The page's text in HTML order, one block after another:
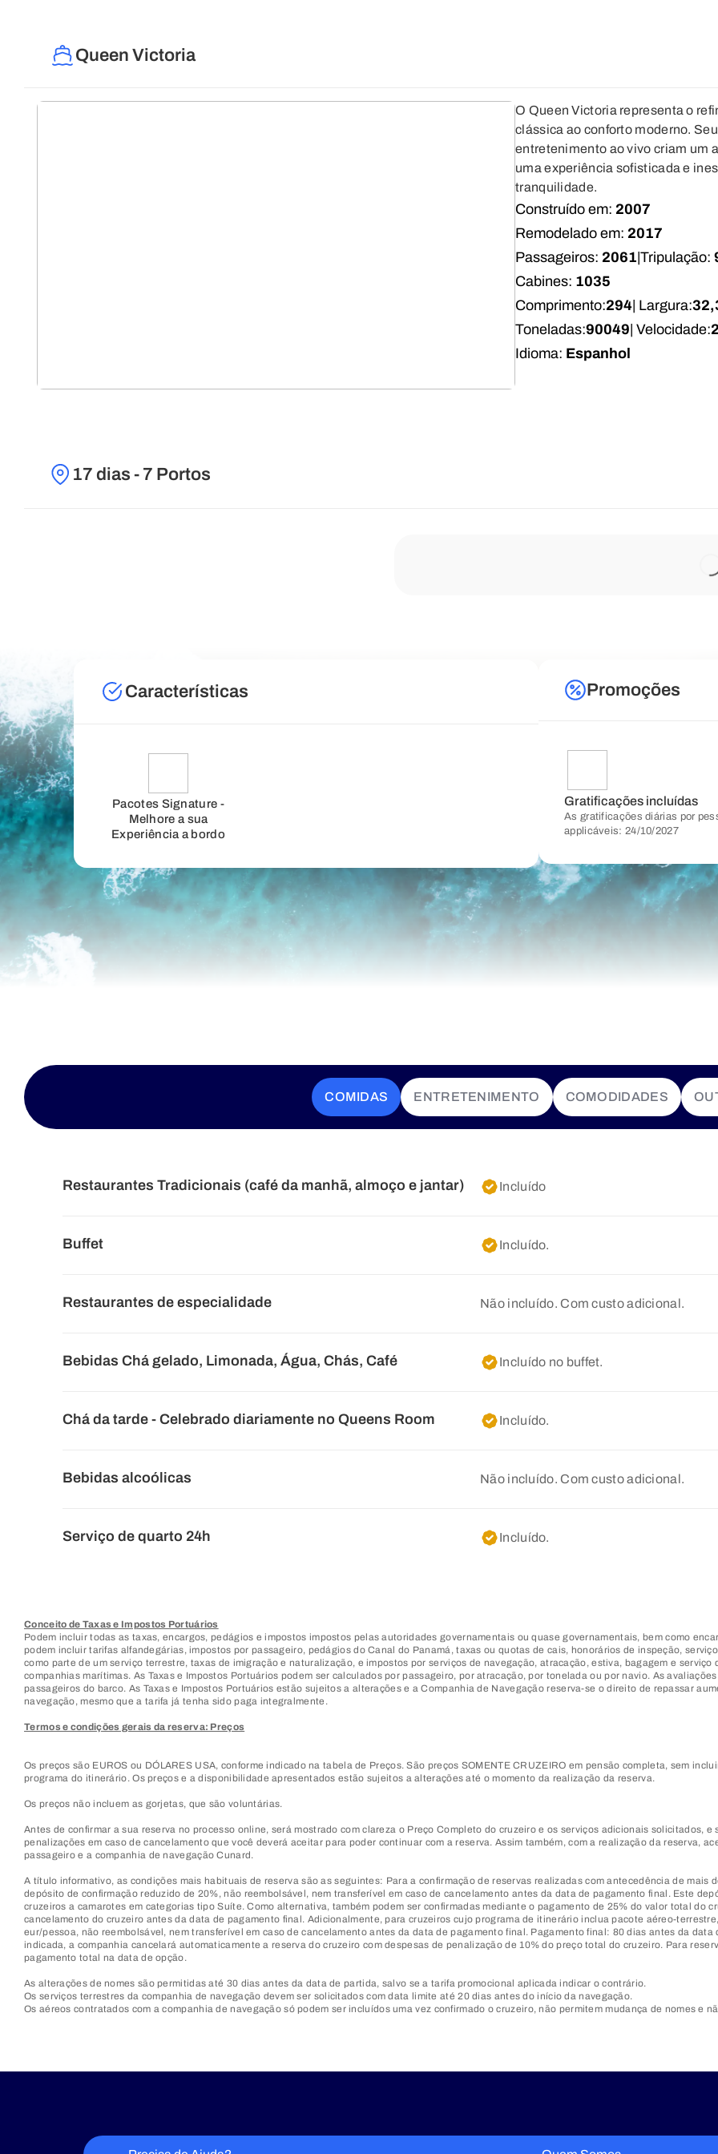
Queen Victoria
O Queen Victoria representa o
clássica ao conforto moderno.
entretenimento ao vivo criam um
uma experiência sofisticada e
tranquilidade.
Construído em: 2007
Remodelado em: 2017
Passageiros: 2061 Tripulação:
Cabines: 1035
Comprimento:294 | Largura:
Toneladas:90049 | Velocidade:
Idioma: Espanhol
17 dias - 7 Portos
Características
Pacotes Signature -
Melhore a sua
Experiência a bordo
Promoções
Gratificações incluídas
As gratificações diárias por
applicáveis: 24/10/2027
COMIDAS ENTRETENIMENTO COMODIDADES
Restaurantes Tradicionais (café da manhã, almoço e jantar) Incluído
Buffet Incluído.
Restaurantes de especialidade Não incluído. Com custo adicional.
Bebidas Chá gelado, Limonada, Água, Chás, Café Incluído no buffet.
Chá da tarde - Celebrado diariamente no Queens Room Incluído.
Bebidas alcoólicas Não incluído. Com custo adicional.
Serviço de quarto 24h Incluído.
Conceito de Taxas e Impostos Portuários
Podem incluir todas as taxas, encargos, pedágios e impostos impostos pelas autoridades governamentais ou quase governamentais, bem como
podem incluir tarifas alfandegárias, impostos por passageiro, pedágios do Canal do Panamá, taxas ou quotas de cais, honorários de inspeção,
como parte de um serviço terrestre, taxas de imigração e naturalização, e impostos por serviços de navegação, atracação, estiva, bagagem e
companhias marítimas. As Taxas e Impostos Portuários podem ser calculados por passageiro, por atracação, por tonelada ou por navio. As
passageiros do barco. As Taxas e Impostos Portuários estão sujeitos a alterações e a Companhia de Navegação reserva-se o direito de repassar
navegação, mesmo que a tarifa já tenha sido paga integralmente.
Termos e condições gerais da reserva: Preços
Os preços são EUROS ou DÓLARES USA, conforme indicado na tabela de Preços. São preços SOMENTE CRUZEIRO em pensão completa, sem
programa do itinerário. Os preços e a disponibilidade apresentados estão sujeitos a alterações até o momento da realização da reserva.
Os preços não incluem as gorjetas, que são voluntárias.
Antes de confirmar a sua reserva no processo online, será mostrado com clareza o Preço Completo do cruzeiro e os serviços adicionais solicitados,
penalizações em caso de cancelamento que você deverá aceitar para poder continuar com a reserva. Assim também, com a realização da reserva,
passageiro e a companhia de navegação Cunard.
A título informativo, as condições mais habituais de reserva são as seguintes: Para a confirmação de reservas realizadas com antecedência de
depósito de confirmação reduzido de 20%, não reembolsável, nem transferível em caso de cancelamento antes da data de pagamento final. Este
cruzeiros a camarotes em categorias tipo Suíte. Como alternativa, também podem ser confirmadas mediante o pagamento de 25% do valor total do
cancelamento do cruzeiro antes da data de pagamento final. Adicionalmente, para cruzeiros cujo programa de itinerário inclua pacote aéreo-
eur/pessoa, não reembolsável, nem transferível em caso de cancelamento antes da data de pagamento final. Pagamento final: 80 dias antes da
indicada, a companhia cancelará automaticamente a reserva do cruzeiro com despesas de penalização de 10% do preço total do cruzeiro. Para
pagamento total na data de opção.
As alterações de nomes são permitidas até 30 dias antes da data de partida, salvo se a tarifa promocional aplicada indicar o contrário.
Os serviços terrestres da companhia de navegação devem ser solicitados com data limite até 20 dias antes do início da navegação.
Os aéreos contratados com a companhia de navegação só podem ser incluídos uma vez confirmado o cruzeiro, não permitem mudança de nomes e